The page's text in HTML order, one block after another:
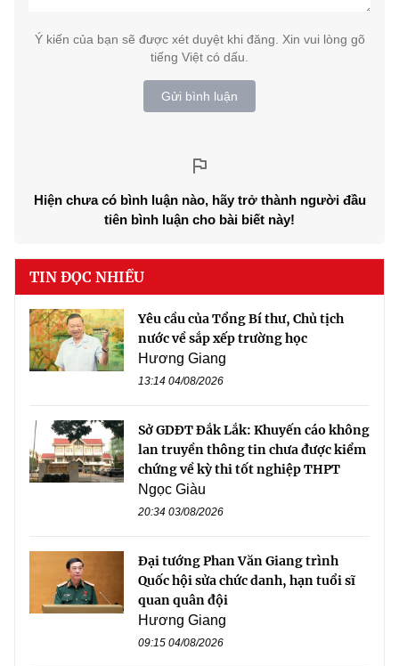
Ý kiến của bạn sẽ được xét duyệt khi đăng. Xin vui lòng gõ
tiếng Việt có dấu.
Gửi bình luận
Hiện chưa có bình luận nào, hãy trở thành người đầu
tiên bình luận cho bài biết này!
TIN ĐỌC NHIỀU
Yêu cầu của Tổng Bí thư, Chủ tịch
nước về sắp xếp trường học
Hương Giang
13:14 04/08/2026
Sở GDĐT Đắk Lắk: Khuyến cáo không
lan truyền thông tin chưa được kiểm
chứng về kỳ thi tốt nghiệp THPT
Ngọc Giàu
20:34 03/08/2026
Đại tướng Phan Văn Giang trình
Quốc hội sửa chức danh, hạn tuổi sĩ
quan quân đội
Hương Giang
09:15 04/08/2026